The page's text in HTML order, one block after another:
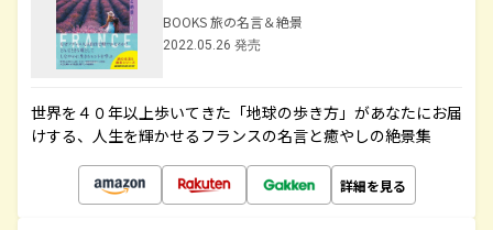
BOOKS 旅の名言＆絶景
2022.05.26 発売
世界を４０年以上歩いてきた「地球の歩き方」があなたにお届
けする、人生を輝かせるフランスの名言と癒やしの絶景集
詳細を見る